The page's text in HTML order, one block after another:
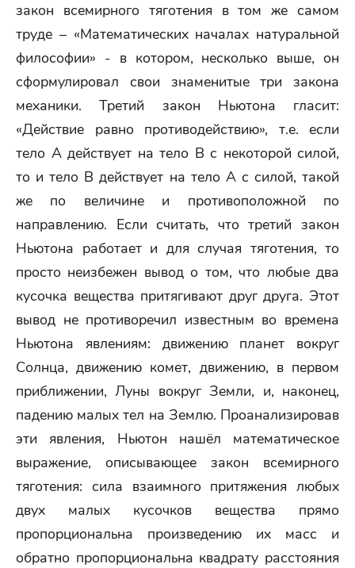
закон всемирного тяготения в том же самом
труде – «Математических началах натуральной
философии» - в котором, несколько выше, он
сформулировал свои знаменитые три закона
механики. Третий закон Ньютона гласит:
«Действие равно противодействию», т.е. если
тело А действует на тело В с некоторой силой,
то и тело В действует на тело А с силой, такой
же по величине и противоположной по
направлению. Если считать, что третий закон
Ньютона работает и для случая тяготения, то
просто неизбежен вывод о том, что любые два
кусочка вещества притягивают друг друга. Этот
вывод не противоречил известным во времена
Ньютона явлениям: движению планет вокруг
Солнца, движению комет, движению, в первом
приближении, Луны вокруг Земли, и, наконец,
падению малых тел на Землю. Проанализировав
эти явления, Ньютон нашёл математическое
выражение, описывающее закон всемирного
тяготения: сила взаимного притяжения любых
двух малых кусочков вещества прямо
пропорциональна произведению их масс и
обратно пропорциональна квадрату расстояния